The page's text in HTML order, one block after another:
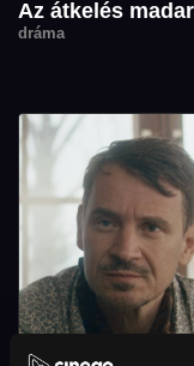
Az átkelés
dráma